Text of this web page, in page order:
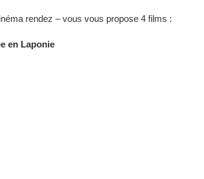
rendez – vous vous propose 4 films :
en Laponie